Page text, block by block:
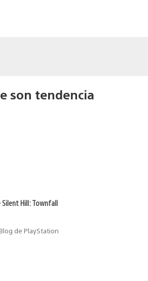
son tendencia
Hill: Townfall
de PlayStation